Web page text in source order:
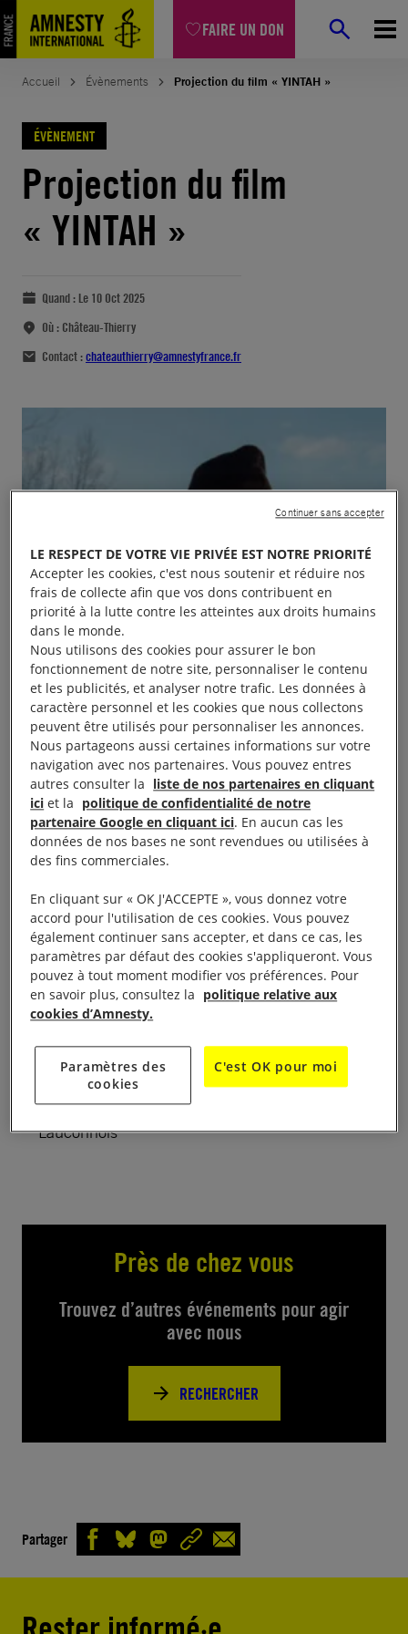
FAIRE UN DON
Accueil Évènements Projection du film « YINTAH »
ÉVÈNEMENT
Projection du film
« YINTAH »
Quand : Le 10 Oct 2025
Où : Château-Thierry
Contact :chateauthierry@amnestyfrance.fr
« YINTAH » est un film documentaire canadien.
percutant a déjà reçu plusieurs prix. Il retrace
plus de 10 ans de lutte de la Nation Wet’suwet’en
contre la construction, sans son consentement,
de gazoducs traversant son territoire, le
« Yintah ». N’oublions pas que les peuples
qui atténuent les effets du changement climatique
! Entrée gratuite.
20 h Palais des rencontres 2, avenue de
Lauconnois
Près de chez vous
Trouvez d’autres événements pour agir
avec nous
RECHERCHER
Partager
LE RESPECT DE VOTRE VIE PRIVÉE EST NOTRE PRIORITÉ
Accepter les cookies, c'est nous soutenir et réduire nos
frais de collecte afin que vos dons contribuent en
priorité à la lutte contre les atteintes aux droits humains
dans le monde.
Nous utilisons des cookies pour assurer le bon
fonctionnement de notre site, personnaliser le contenu
et les publicités, et analyser notre trafic. Les données à
caractère personnel et les cookies que nous collectons
peuvent être utilisés pour personnaliser les annonces.
Nous partageons aussi certaines informations sur votre
navigation avec nos partenaires. Vous pouvez entres
autres consulter la liste de nos partenaires en cliquant
ici et la politique de confidentialité de notre
partenaire Google en cliquant ici. En aucun cas les
données de nos bases ne sont revendues ou utilisées à
des fins commerciales.
En cliquant sur « OK J'ACCEPTE », vous donnez votre
accord pour l'utilisation de ces cookies. Vous pouvez
également continuer sans accepter, et dans ce cas, les
paramètres par défaut des cookies s'appliqueront. Vous
pouvez à tout moment modifier vos préférences. Pour
en savoir plus, consultez la politique relative aux
cookies d’Amnesty.
Paramètres des
cookies
C'est OK pour moi
Continuer sans accepter